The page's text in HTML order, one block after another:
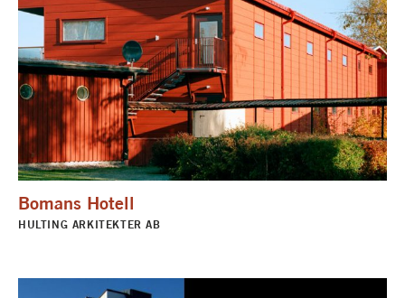
Bomans Hotell
HULTING ARKITEKTER AB